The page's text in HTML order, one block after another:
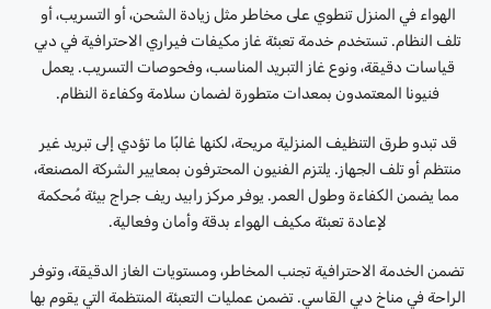
الهواء في المنزل تنطوي على مخاطر مثل زيادة الشحن، أو التسريب، أو
تلف النظام. تستخدم خدمة تعبئة غاز مكيفات فيراري الاحترافية في دبي
قياسات دقيقة، ونوع غاز التبريد المناسب، وفحوصات التسريب. يعمل
فنيونا المعتمدون بمعدات متطورة لضمان سلامة وكفاءة النظام.
قد تبدو طرق التنظيف المنزلية مريحة، لكنها غالبًا ما تؤدي إلى تبريد غير
منتظم أو تلف الجهاز. يلتزم الفنيون المحترفون بمعايير الشركة المصنعة،
مما يضمن الكفاءة وطول العمر. يوفر مركز رابيد ريف جراج بيئة مُحكمة
لإعادة تعبئة مكيف الهواء بدقة وأمان وفعالية.
تضمن الخدمة الاحترافية تجنب المخاطر، ومستويات الغاز الدقيقة، وتوفر
الراحة في مناخ دبي القاسي. تضمن عمليات التعبئة المنتظمة التي يقوم بها